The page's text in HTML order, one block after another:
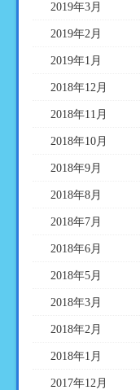
2019年3月
2019年2月
2019年1月
2018年12月
2018年11月
2018年10月
2018年9月
2018年8月
2018年7月
2018年6月
2018年5月
2018年3月
2018年2月
2018年1月
2017年12月